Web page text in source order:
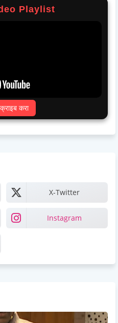
Playlist
करा
X-Twitter
Instagram